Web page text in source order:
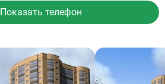
Показать телефон